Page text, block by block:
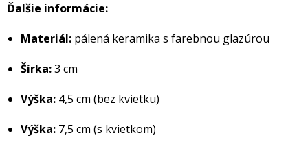
Ďalšie informácie:
Materiál: pálená keramika s farebnou glazúrou
Šírka:3 cm
Výška: 4,5 cm (bez kvietku)
Výška: 7,5 cm (s kvietkom)